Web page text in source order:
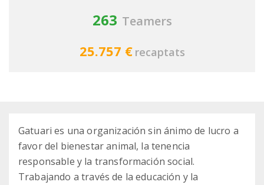
263 Teamers
25.757 € recaptats
Gatuari es una organización sin ánimo de lucro a
favor del bienestar animal, la tenencia
responsable y la transformación social.
Trabajando a través de la educación y la